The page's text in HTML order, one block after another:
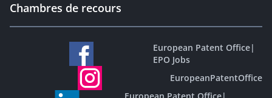
Chambres de recours
European Patent Office|
EPO Jobs
EuropeanPatentOffice